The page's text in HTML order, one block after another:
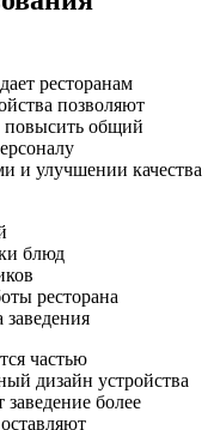
ресторанам
позволяют
повысить общий
и улучшении качества
блюд
ресторана
частью
дизайн устройства
более